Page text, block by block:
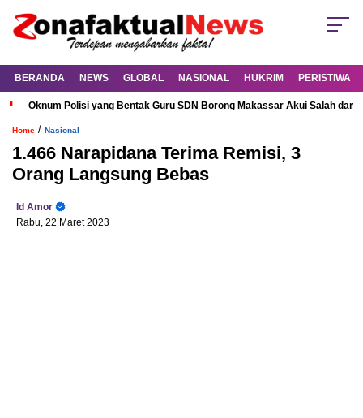
BERANDA NEWS GLOBAL NASIONAL HUKRIM PERISTIWA
Oknum Polisi yang Bentak Guru SDN Borong Makassar Akui Salah dan
Home / Nasional
1.466 Narapidana Terima Remisi, 3
Orang Langsung Bebas
Id Amor
Rabu, 22 Maret 2023